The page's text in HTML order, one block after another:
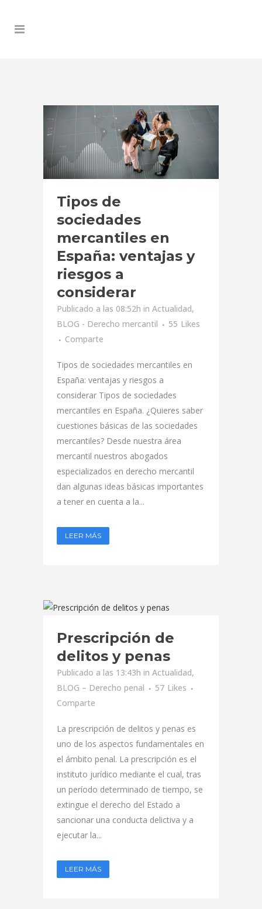
Tipos de
sociedades
mercantiles en
España: ventajas y
riesgos a
considerar
Publicado a las 08:52h in Actualidad,
BLOG - Derecho mercantil
55 Likes
Comparte
Tipos de sociedades mercantiles en
España: ventajas y riesgos a
considerar Tipos de sociedades
mercantiles en España. ¿Quieres saber
cuestiones básicas de las sociedades
mercantiles? Desde nuestra área
mercantil nuestros abogados
especializados en derecho mercantil
dan algunas ideas básicas importantes
a tener en cuenta a la...
LEER MÁS
Prescripción de
delitos y penas
Publicado a las 13:43h in Actualidad,
BLOG – Derecho penal
57 Likes
Comparte
La prescripción de delitos y penas es
uno de los aspectos fundamentales en
el ámbito penal. La prescripción es el
instituto jurídico mediante el cual, tras
un período determinado de tiempo, se
extingue el derecho del Estado a
sancionar una conducta delictiva y a
ejecutar la...
LEER MÁS